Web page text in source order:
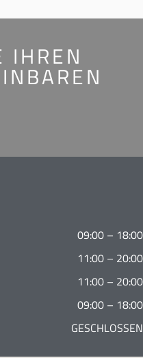
IHREN
09:00 – 18:00
11:00 – 20:00
11:00 – 20:00
09:00 – 18:00
GESCHLOSSEN